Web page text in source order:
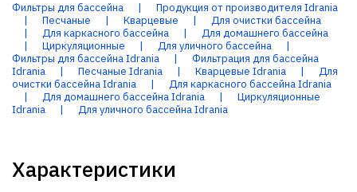
Фильтры для бассейна |
Продукция от производителя Idrania
|
Песчаные | Кварцевые |
Для очистки бассейна
|
Для каркасного бассейна |
Для домашнего бассейна
|
Циркуляционные | Для уличного бассейна
|
Фильтры для бассейна Idrania
|
Фильтрация для бассейна
Idrania
| Песчаные Idrania | Кварцевые Idrania |
Для
очистки бассейна Idrania
|
Для каркасного бассейна Idrania
|
Для домашнего бассейна Idrania |
Циркуляционные
Idrania
| Для уличного бассейна Idrania
Характеристики